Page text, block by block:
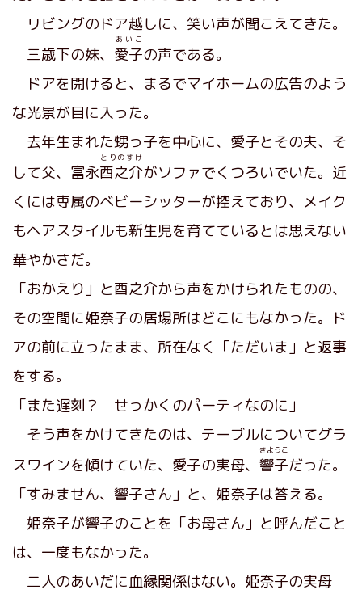
リビングのドア越しに、笑い声が聞こえてきた。
三歳下の妹、 愛子
あいこ
の声である。
ドアを開けると、まるでマイホームの広告のよう
な光景が目に入った。
去年生まれた甥っ子を中心に、愛子とその夫、そ
して父、富永酉之介
とりのすけ
がソファでくつろいでいた。近
くには専属のベビーシッターが控えており、メイク
もヘアスタイルも新生児を育てているとは思えない
華やかさだ。
「おかえり」と酉之介から声をかけられたものの、
その空間に姫奈子の居場所はどこにもなかった。ド
アの前に立ったまま、所在なく「ただいま」と返事
をする。
「また遅刻？ せっかくのパーティなのに」
そう声をかけてきたのは、テーブルについてグラ
スワインを傾けていた、愛子の実母、 響子
きようこ
だった。
「すみません、響子さん」と、姫奈子は答える。
姫奈子が響子のことを「お母さん」と呼んだこと
は、一度もなかった。
二人のあいだに血縁関係はない。姫奈子の実母